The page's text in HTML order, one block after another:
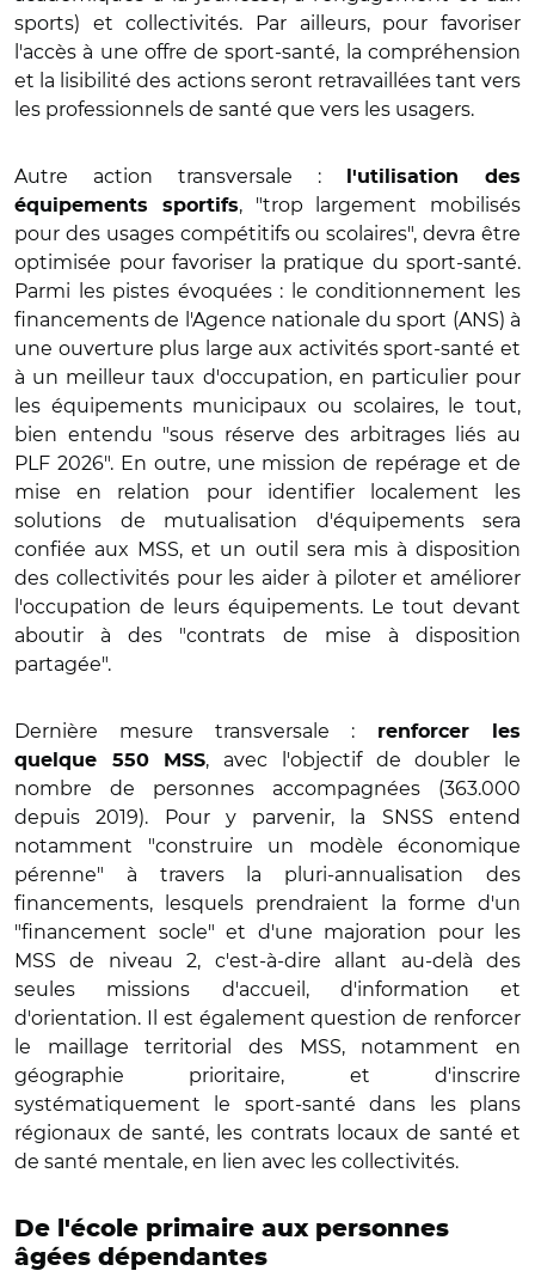
sports) et collectivités. Par ailleurs, pour favoriser
l'accès à une offre de sport-santé, la compréhension
et la lisibilité des actions seront retravaillées tant vers
les professionnels de santé que vers les usagers.
Autre action transversale :
l'utilisation des
équipements sportifs, "trop largement mobilisés
pour des usages compétitifs ou scolaires", devra être
optimisée pour favoriser la pratique du sport-santé.
Parmi les pistes évoquées : le conditionnement les
financements de l'Agence nationale du sport (ANS) à
une ouverture plus large aux activités sport-santé et
à un meilleur taux d'occupation, en particulier pour
les équipements municipaux ou scolaires, le tout,
bien entendu "sous réserve des arbitrages liés au
PLF 2026". En outre, une mission de repérage et de
mise en relation pour identifier localement les
solutions de mutualisation d'équipements sera
confiée aux MSS, et un outil sera mis à disposition
des collectivités pour les aider à piloter et améliorer
l'occupation de leurs équipements. Le tout devant
aboutir à des "contrats de mise à disposition
partagée".
Dernière mesure transversale : renforcer les
quelque 550 MSS, avec l'objectif de doubler le
nombre de personnes accompagnées (363.000
depuis 2019). Pour y parvenir, la SNSS entend
notamment "construire un modèle économique
pérenne" à travers la pluri-annualisation des
financements, lesquels prendraient la forme d'un
"financement socle" et d'une majoration pour les
MSS de niveau 2, c'est-à-dire allant au-delà des
seules missions d'accueil, d'information et
d'orientation. Il est également question de renforcer
le maillage territorial des MSS, notamment en
géographie prioritaire, et d'inscrire
systématiquement le sport-santé dans les plans
régionaux de santé, les contrats locaux de santé et
de santé mentale, en lien avec les collectivités.
De l'école primaire aux personnes
âgées dépendantes